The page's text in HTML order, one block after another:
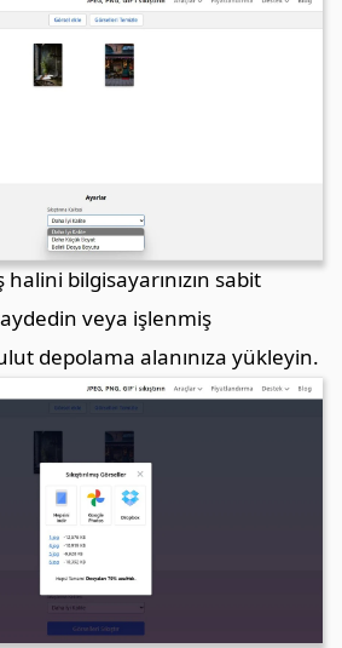
bilgisayarınızın sabit
veya işlenmiş
depolama alanınıza yükleyin.